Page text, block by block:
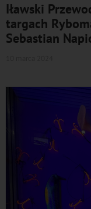
Iławski
targach
Sebastian